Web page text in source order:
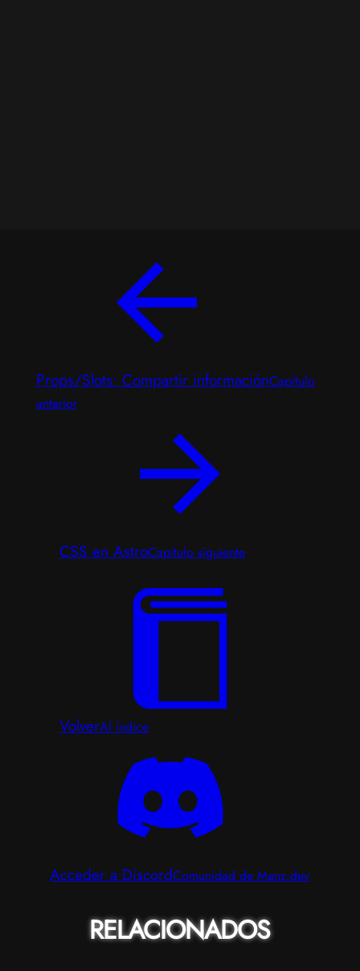
Props/Slots: Compartir informaciónCapítulo
anterior
CSS en AstroCapítulo siguiente
VolverAl índice
Acceder a DiscordComunidad de Manz.dev
RELACIONADOS